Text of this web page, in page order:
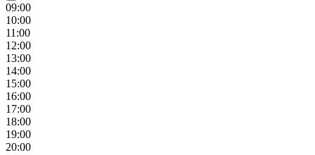
09:00
10:00
11 :00
12:00
13:00
14:00
15:00
16:00
17:00
18:00
19:00
20:00